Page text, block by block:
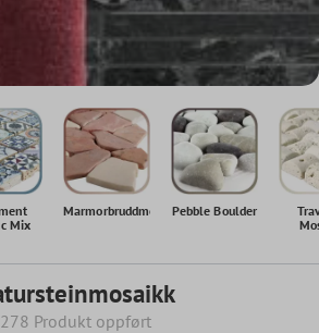
Mix
MarmorbruddmosaikkPebble Boulder
278 Produkt oppført